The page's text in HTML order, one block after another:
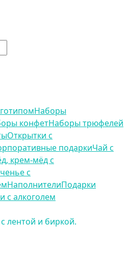
Наборы
конфетНаборы трюфелей
Открытки с
подаркиЧай с
крем-мёд с
с
НаполнителиПодарки
с алкоголем
лентой и биркой.